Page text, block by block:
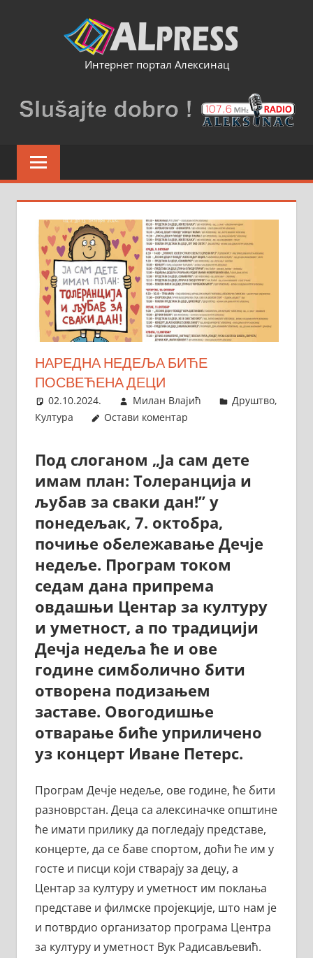
Интернет портал Алексинац
НАРЕДНА НЕДЕЉА БИЋЕ
ПОСВЕЋЕНА ДЕЦИ
02.10.2024. Милан Влајић Друштво,
Култура
Остави коментар
Под слоганом „Ја сам дете
имам план: Толеранција и
љубав за сваки дан!” у
понедељак, 7. октобра,
почиње обележавање Дечје
недеље. Програм током
седам дана припрема
овдашњи Центар за културу
и уметност, а по традицији
Дечја недеља ће и ове
године симболично бити
отворена подизањем
заставе. Овогодишње
отварање биће уприличено
уз концерт Иване Петерс.
Програм Дечје недеље, ове године, ће бити
разноврстан. Деца са алексиначке општине
ће имати прилику да погледају представе,
концерте, да се баве спортом, доћи ће им у
госте и писци који стварају за децу, а
Центар за културу и уметност им поклања
представе и филмске проjекције, што нам је
и потврдио организатор програма Центра
за културу и уметност Вук Радисављевић.